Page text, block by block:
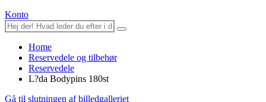
Konto
Home
Reservedele og tilbehør
Reservedele
L?da Bodypins 180st
Gå til slutningen af billedgalleriet